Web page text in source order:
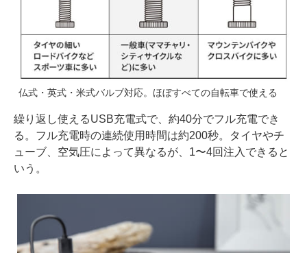
仏式・英式・米式バルブ対応。ほぼすべての自転車で使える
繰り返し使えるUSB充電式で、約40分でフル充電でき
る。フル充電時の連続使用時間は約200秒。タイヤやチ
ューブ、空気圧によって異なるが、1〜4回注入できると
いう。